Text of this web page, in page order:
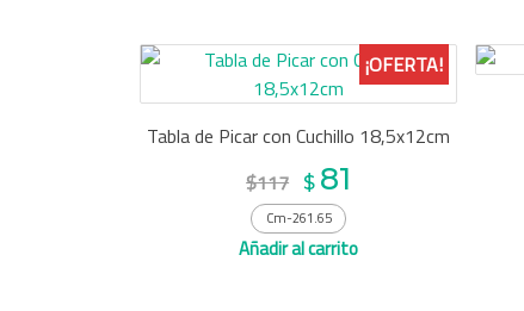
¡OFERTA!
Tabla de Picar con Cuchillo 18,5x12cm
$117
$ 81
Cm-261.65
Añadir al carrito